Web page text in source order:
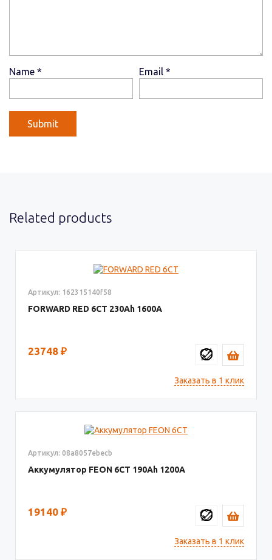
Name * Email *
Related products
Артикул: 162315140f58
FORWARD RED 6СТ 230 1600
23748 ₽
Заказать в 1 клик
Артикул: 08a8057ebecb
Аккумулятор FEON 6СТ 190 1200
19140 ₽
Заказать в 1 клик